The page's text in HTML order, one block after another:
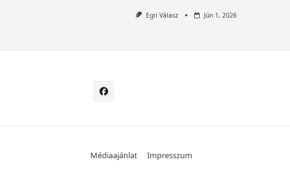
Egri Válasz Jún 1, 2026
Médiaajánlat Impresszum